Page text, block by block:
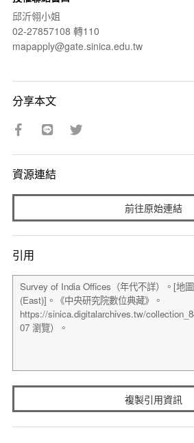
邱沂翎小姐
02-27857108 轉110
mapapply@gate.sinica.edu.tw
分享本文
資源連結
前往原始連結
引用
複製引用資訊